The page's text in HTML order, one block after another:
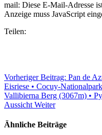
mail: Diese E-Mail-Adresse
Anzeige muss JavaScript
Teilen:
Vorheriger Beitrag: Pan de
Eisriese • Cocuy-Nationalpark
Vallibierna Berg (3067m) •
Aussicht Weiter
Ähnliche Beiträge